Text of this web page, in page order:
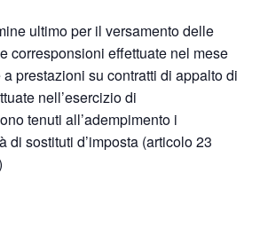
ultimo per il versamento delle
corresponsioni effettuate nel mese
prestazioni su contratti di appalto di
nell’esercizio di
tenuti all’adempimento i
di sostituti d’imposta (articolo 23